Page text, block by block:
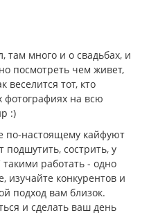
там много и о свадьбах, и
посмотреть чем живет,
веселится тот, кто
фотографиях на всю
:)
по-настоящему кайфуют
подшутить, сострить, у
такими работать - одно
изучайте конкурентов и
подход вам близок.
и сделать ваш день